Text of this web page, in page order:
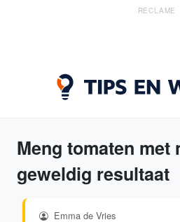
RECLAME
Meng tomaten met
geweldig resultaat
Emma de Vries